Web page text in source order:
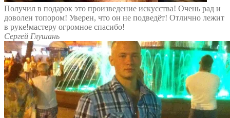
Получил в подарок это произведение искусства! Очень рад и
доволен топором! Уверен, что он не подведёт! Отлично лежит
в руке!мастеру огромное спасибо!
Сергей Глушань